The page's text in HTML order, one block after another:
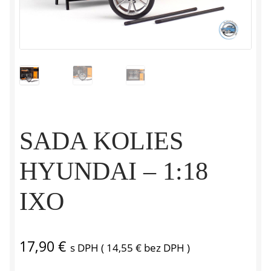
SADA KOLIES
HYUNDAI – 1:18
IXO
17,90 € s DPH ( 14,55 € bez DPH )